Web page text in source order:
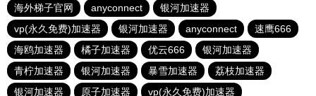
海外梯子官网
anyconnect
银河加速器
vp(永久免费)加速器
银河加速器 anyconnect
速鹰666
海鸥加速器
橘子加速器 优云666
银河加速器
青柠加速器
银河加速器 暴雪加速器
荔枝加速器
银河加速器
原子加速器 vp(永久免费)加速器